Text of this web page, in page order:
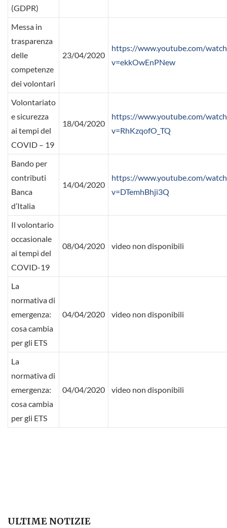
(GDPR)
Messa in
trasparenza
delle
competenze
dei volontari
23/04/2020
https://www.youtube.com/
v=ekkOwEnPNew
Volontariato
e sicurezza
ai tempi del
COVID – 19
18/04/2020
https://www.youtube.com/
v=RhKzqofO_TQ
Bando per
contributi
Banca
d’Italia
14/04/2020
https://www.youtube.com/
v=DTemhBhji3Q
Il volontario
occasionale
ai tempi del
COVID-19
08/04/2020 video non disponibili
La
normativa di
emergenza:
cosa cambia
per gli ETS
04/04/2020 video non disponibili
La
normativa di
emergenza:
cosa cambia
per gli ETS
04/04/2020 video non disponibili
ULTIME NOTIZIE